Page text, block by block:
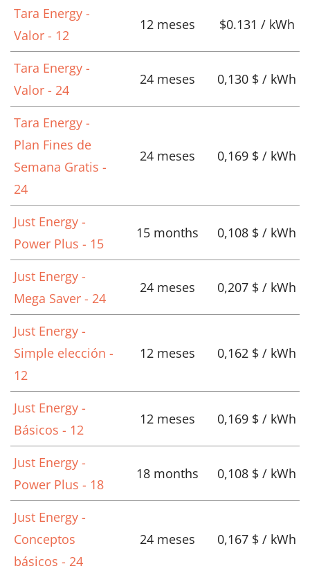
Tara Energy -
Valor - 12
12 meses $0.131 / kWh
Tara Energy -
Valor - 24
24 meses 0,130 $ / kWh
Tara Energy -
Plan Fines de
Semana Gratis -
24
24 meses 0,169 $ / kWh
Just Energy -
Power Plus - 15
15 months 0,108 $ / kWh
Just Energy -
Mega Saver - 24
24 meses 0,207 $ / kWh
Just Energy -
Simple elección -
12
12 meses 0,162 $ / kWh
Just Energy -
Básicos - 12
12 meses 0,169 $ / kWh
Just Energy -
Power Plus - 18
18 months 0,108 $ / kWh
Just Energy -
Conceptos
básicos - 24
24 meses 0,167 $ / kWh